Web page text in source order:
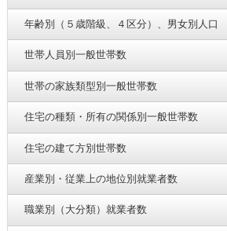
年齢別（５歳階級、４区分）、男女別人口
世帯人員別一般世帯数
世帯の家族類型別一般世帯数
住宅の種類・所有の関係別一般世帯数
住宅の建て方別世帯数
産業別・従業上の地位別就業者数
職業別（大分類）就業者数